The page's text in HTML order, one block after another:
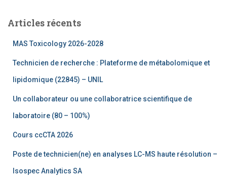
rArticles récents
MAS Toxicology 2026-2028
Technicien de recherche : Plateforme de métabolomique et
lipidomique (22845) – UNIL
Un collaborateur ou une collaboratrice scientifique de
laboratoire (80 – 100%)
Cours ccCTA 2026
Poste de technicien(ne) en analyses LC-MS haute résolution –
Isospec Analytics SA